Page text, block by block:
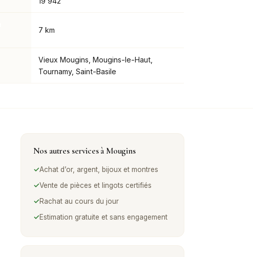
7 km
Vieux Mougins, Mougins-le-Haut,
Tournamy, Saint-Basile
Nos autres services àMougins
✓Achat d’or, argent, bijoux et montres
✓Vente de pièces et lingots certifiés
✓Rachat au cours du jour
✓Estimation gratuite et sans engagement